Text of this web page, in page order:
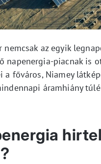
az egyik
napenergia-piacnak is
főváros, Niamey
áramhiány